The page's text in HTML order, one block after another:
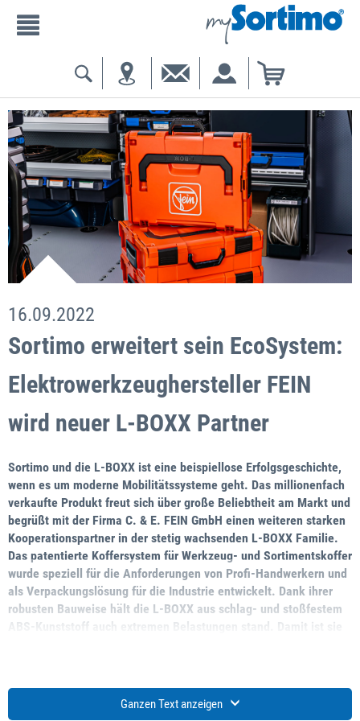
16.09.2022
Sortimo erweitert sein EcoSystem:
Elektrowerkzeughersteller FEIN
wird neuer L-BOXX Partner
Sortimo und die L-BOXX ist eine beispiellose Erfolgsgeschichte,
wenn es um moderne Mobilitätssysteme geht. Das millionenfach
verkaufte Produkt freut sich über große Beliebtheit am Markt und
begrüßt mit der Firma C. & E. FEIN GmbH einen weiteren starken
Kooperationspartner in der stetig wachsenden L-BOXX Familie.
Das patentierte Koffersystem für Werkzeug- und Sortimentskoffer
wurde speziell für die Anforderungen von Profi-Handwerkern und
als Verpackungslösung für die Industrie entwickelt. Dank ihrer
robusten Bauweise hält die L-BOXX aus schlag- und stoßfestem
ABS-Kunststoff auch extremen Belastungen stand. Damit ist sie
ein ineinander übergreifendes EcoSystem zur Verfügung, das
nicht nur Sortimo Produkte transportabel macht, sondern eine
Ganzen Text anzeigen